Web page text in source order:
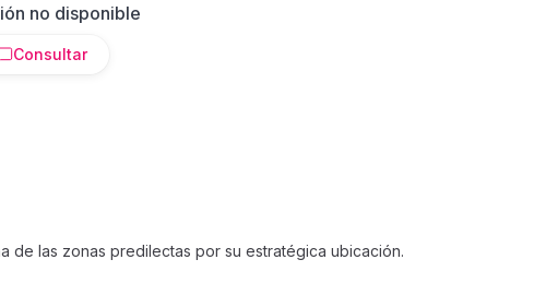
no disponible
Consultar
de las zonas predilectas por su estratégica ubicación.